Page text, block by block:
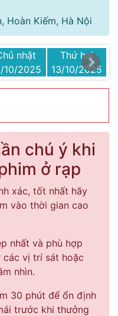
Hoàn Kiếm, Hà Nội
nhật
10/2025
Thứ hai
13/10/2025
chú ý khi
ở rạp
xác, tốt nhất hãy
vào thời gian cao
nhất và phù hợp
các vị trí sát hoặc
nhìn.
30 phút để ổn định
trước khi thưởng